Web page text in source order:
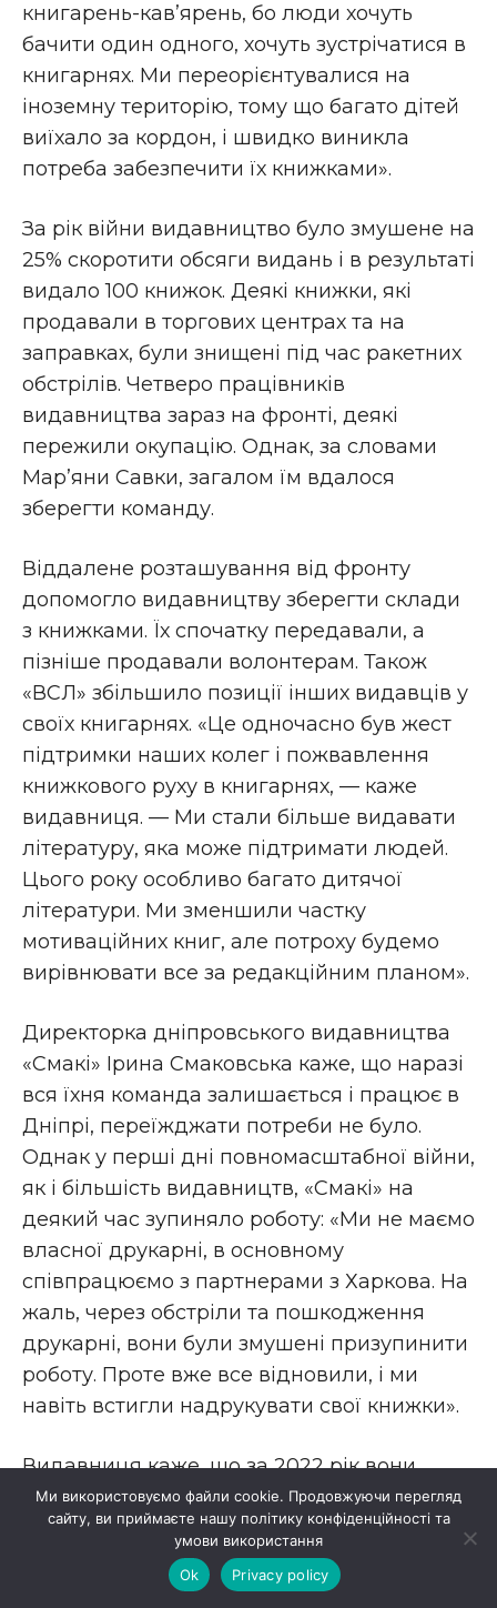
книгарень-кав’ярень, бо люди хочуть
бачити один одного, хочуть зустрічатися в
книгарнях. Ми переорієнтувалися на
іноземну територію, тому що багато дітей
виїхало за кордон, і швидко виникла
потреба забезпечити їх книжками».
За рік війни видавництво було змушене на
25% скоротити обсяги видань і в результаті
видало 100 книжок. Деякі книжки, які
продавали в торгових центрах та на
заправках, були знищені під час ракетних
обстрілів. Четверо працівників
видавництва зараз на фронті, деякі
пережили окупацію. Однак, за словами
Мар’яни Савки, загалом їм вдалося
зберегти команду.
Віддалене розташування від фронту
допомогло видавництву зберегти склади
з книжками. Їх спочатку передавали, а
пізніше продавали волонтерам. Також
«ВСЛ» збільшило позиції інших видавців у
своїх книгарнях. «Це одночасно був жест
підтримки наших колег і пожвавлення
книжкового руху в книгарнях, — каже
видавниця. — Ми стали більше видавати
літературу, яка може підтримати людей.
Цього року особливо багато дитячої
літератури. Ми зменшили частку
мотиваційних книг, але потроху будемо
вирівнювати все за редакційним планом».
Директорка дніпровського видавництва
«Смакі» Ірина Смаковська каже, що наразі
вся їхня команда залишається і працює в
Дніпрі, переїжджати потреби не було.
Однак у перші дні повномасштабної війни,
як і більшість видавництв, «Смакі» на
деякий час зупиняло роботу: «Ми не маємо
власної друкарні, в основному
співпрацюємо з партнерами з Харкова. На
жаль, через обстріли та пошкодження
друкарні, вони були змушені призупинити
роботу. Проте вже все відновили, і ми
навіть встигли надрукувати свої книжки».
Видавниця каже, що за 2022 рік вони
реалізували приблизно 70% від того, що
планувалося: «На жаль, те, що ми
планували зробити у 2022 році, і те, що ми
зробили, дуже відрізняється. Ми видали
Ми використовуємо файли cookie. Продовжуючи перегляд
сайту, ви приймаєте нашу політику конфіденційності та
умови використання
Ok
Privacy policy